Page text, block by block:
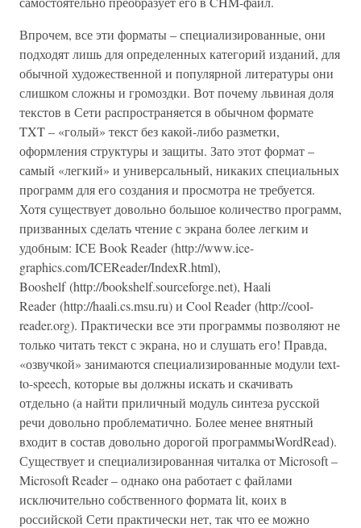
Впрочем, все эти форматы – специализированные, они
подходят лишь для определенных категорий изданий, для
обычной художественной и популярной литературы они
слишком сложны и громоздки. Вот почему львиная доля
текстов в Сети распространяется в обычном формате
TXT – «голый» текст без какой-либо разметки,
оформления структуры и защиты. Зато этот формат –
самый «легкий» и универсальный, никаких специальных
программ для его создания и просмотра не требуется.
Хотя существует довольно большое количество программ,
призванных сделать чтение с экрана более легким и
удобным: ICE Book Reader (http://www.ice-
graphics.com/ICEReader/IndexR.html),
Booshelf (http://bookshelf.sourceforge.net), Haali
Reader (http://haali.cs.msu.ru) и Cool Reader (http://cool-
reader.org). Практически все эти программы позволяют не
только читать текст с экрана, но и слушать его! Правда,
«озвучкой» занимаются специализированные модули text-
to-speech, которые вы должны искать и скачивать
отдельно (а найти приличный модуль синтеза русской
речи довольно проблематично. Более менее внятный
входит в состав довольно дорогой программыWordRead).
Существует и специализированная читалка от Microsoft –
Microsoft Reader – однако она работает с файлами
исключительно собственного формата lit, коих в
российской Сети практически нет, так что ее можно